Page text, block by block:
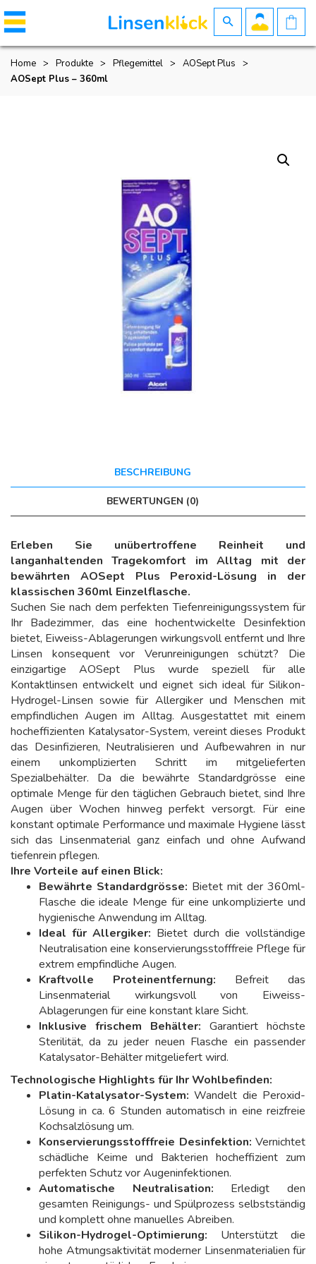
Home > Produkte > Pflegemittel > AOSept Plus
>
AOSept Plus – 360ml
BESCHREIBUNG
BEWERTUNGEN (0)
Erleben Sie unübertroffene Reinheit und
langanhaltenden Tragekomfort im Alltag mit der
bewährten AOSept Plus Peroxid-Lösung in der
klassischen 360ml Einzelflasche.
Suchen Sie nach dem perfekten Tiefenreinigungssystem für
Ihr Badezimmer, das eine hochentwickelte Desinfektion
bietet, Eiweiss-Ablagerungen wirkungsvoll entfernt und Ihre
Linsen konsequent vor Verunreinigungen schützt? Die
einzigartige AOSept Plus wurde speziell für alle
Kontaktlinsen entwickelt und eignet sich ideal für Silikon-
Hydrogel-Linsen sowie für Allergiker und Menschen mit
empfindlichen Augen im Alltag. Ausgestattet mit einem
hocheffizienten Katalysator-System, vereint dieses Produkt
das Desinfizieren, Neutralisieren und Aufbewahren in nur
einem unkomplizierten Schritt im mitgelieferten
Spezialbehälter. Da die bewährte Standardgrösse eine
optimale Menge für den täglichen Gebrauch bietet, sind Ihre
Augen über Wochen hinweg perfekt versorgt. Für eine
konstant optimale Performance und maximale Hygiene lässt
sich das Linsenmaterial ganz einfach und ohne Aufwand
tiefenrein pflegen.
Ihre Vorteile auf einen Blick:
Bewährte Standardgrösse: Bietet mit der 360ml-
Flasche die ideale Menge für eine unkomplizierte und
hygienische Anwendung im Alltag.
Ideal für Allergiker: Bietet durch die vollständige
Neutralisation eine konservierungsstofffreie Pflege für
extrem empfindliche Augen.
Kraftvolle Proteinentfernung: Befreit das
Linsenmaterial wirkungsvoll von Eiweiss-
Ablagerungen für eine konstant klare Sicht.
Inklusive frischem Behälter: Garantiert höchste
Sterilität, da zu jeder neuen Flasche ein passender
Katalysator-Behälter mitgeliefert wird.
Technologische Highlights für Ihr Wohlbefinden:
Platin-Katalysator-System: Wandelt die Peroxid-
Lösung in ca. 6 Stunden automatisch in eine reizfreie
Kochsalzlösung um.
Konservierungsstofffreie Desinfektion: Vernichtet
schädliche Keime und Bakterien hocheffizient zum
perfekten Schutz vor Augeninfektionen.
Automatische Neutralisation: Erledigt den
gesamten Reinigungs- und Spülprozess selbstständig
und komplett ohne manuelles Abreiben.
Silikon-Hydrogel-Optimierung: Unterstützt die
hohe Atmungsaktivität moderner Linsenmaterialien für